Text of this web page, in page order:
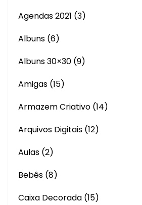
Agendas 2021 (3)
Albuns (6)
Albuns 30×30 (9)
Amigas (15)
Armazem Criativo (14)
Arquivos Digitais (12)
Aulas (2)
Bebês (8)
Caixa Decorada (15)